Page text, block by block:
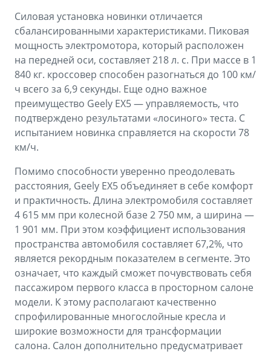
Силовая установка новинки отличается
сбалансированными характеристиками. Пиковая
мощность электромотора, который расположен
на передней оси, составляет 218 л. с. При массе в 1
840 кг. кроссовер способен разогнаться до 100 км/
ч всего за 6,9 секунды. Еще одно важное
преимущество Geely EX5 — управляемость, что
подтверждено результатами «лосиного» теста. С
испытанием новинка справляется на скорости 78
км/ч.
Помимо способности уверенно преодолевать
расстояния, Geely EX5 объединяет в себе комфорт
и практичность. Длина электромобиля составляет
4 615 мм при колесной базе 2 750 мм, а ширина —
1 901 мм. При этом коэффициент использования
пространства автомобиля составляет 67,2%, что
является рекордным показателем в сегменте. Это
означает, что каждый сможет почувствовать себя
пассажиром первого класса в просторном салоне
модели. К этому располагают качественно
спрофилированные многослойные кресла и
широкие возможности для трансформации
салона. Салон дополнительно предусматривает